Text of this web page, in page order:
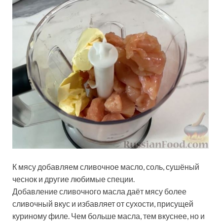
К мясу добавляем сливочное масло, соль, сушёный
чеснок и другие любимые специи.
Добавление сливочного масла даёт мясу более
сливочный вкус и избавляет от сухости, присущей
куриному филе. Чем больше масла, тем вкуснее, но и